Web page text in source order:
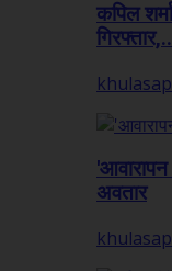
कपिल
अवतार